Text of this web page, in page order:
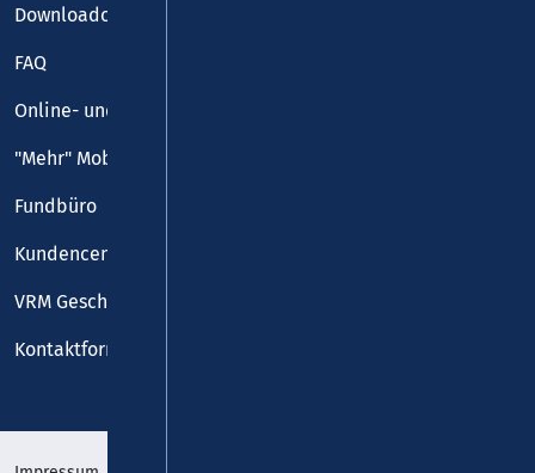
Downloadcenter
FAQ
Online- und Handy-Tickets
"Mehr" Mobilität
Fundbüro
Kundencenter
VRM Geschäftsstelle
Kontaktformular